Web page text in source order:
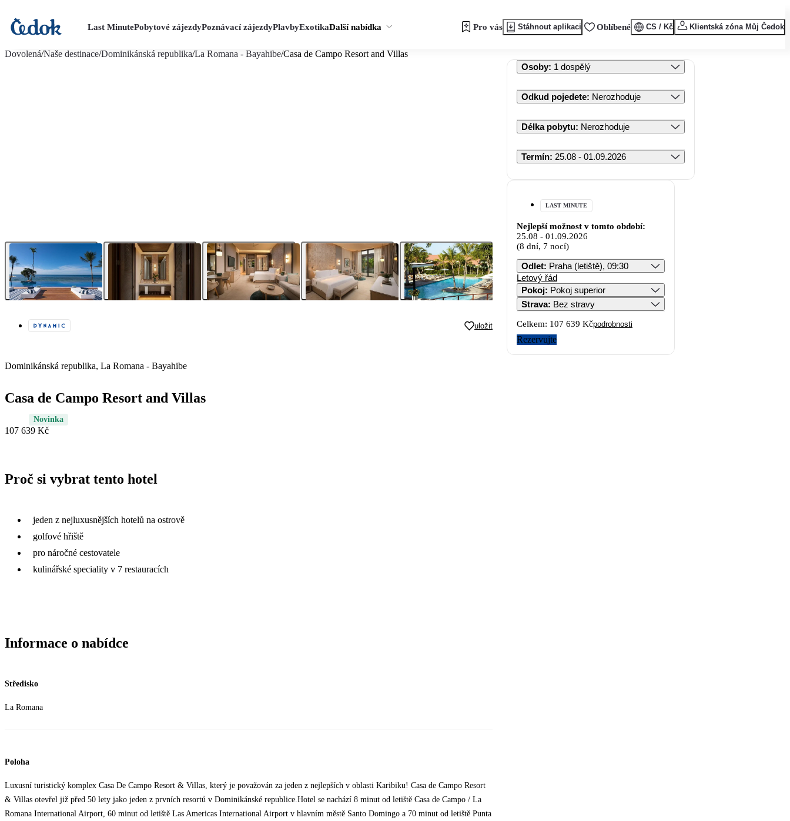
Last MinutePobytové zájezdyPoznávací zájezdyPlavbyExotikaDalší nabídka Pro vás Stáhnout aplikaci Oblíbené CS / Kč Klientská zóna Můj Čedok
Dovolená/Naše destinace/Dominikánská republika/La Romana - Bayahibe/Casa de Campo Resort and Villas
uložit
Dominikánská republika, La Romana - Bayahibe
Casa de Campo Resort and Villas
Novinka
107 639 Kč
Proč si vybrat tento hotel
jeden z nejluxusnějších hotelů na ostrově
golfové hřiště
pro náročné cestovatele
kulinářské speciality v 7 restauracích
Informace o nabídce
Středisko
La Romana
Poloha
Luxusní turistický komplex Casa De Campo Resort & Villas, který je považován za jeden z nejlepších v oblasti Karibiku! Casa de Campo Resort
& Villas otevřel již před 50 lety jako jeden z prvních resortů v Dominikánské republice.Hotel se nachází 8 minut od letiště Casa de Campo / La
Romana International Airport, 60 minut od letiště Las Americas International Airport v hlavním městě Santo Domingo a 70 minut od letiště Punta
Osoby: 1 dospělý
Odkud pojedete: Nerozhoduje
Délka pobytu: Nerozhoduje
Termín: 25.08 - 01.09.2026
LAST MINUTE
Nejlepší možnost v tomto období:
25.08 - 01.09.2026
(8 dní, 7 nocí)
Odlet: Praha (letiště), 09:30
Letový řád
Pokoj: Pokoj superior
Strava: Bez stravy
Celkem: 107 639 Kčpodrobnosti
Rezervujte